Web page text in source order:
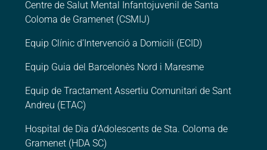
Centre de Salut Mental Infantojuvenil de Santa
Coloma de Gramenet (CSMIJ)
Equip Clínic d’Intervenció a Domicili (ECID)
Equip Guia del Barcelonès Nord i Maresme
Equip de Tractament Assertiu Comunitari de Sant
Andreu (ETAC)
Hospital de Dia d’Adolescents de Sta. Coloma de
Gramenet (HDA SC)